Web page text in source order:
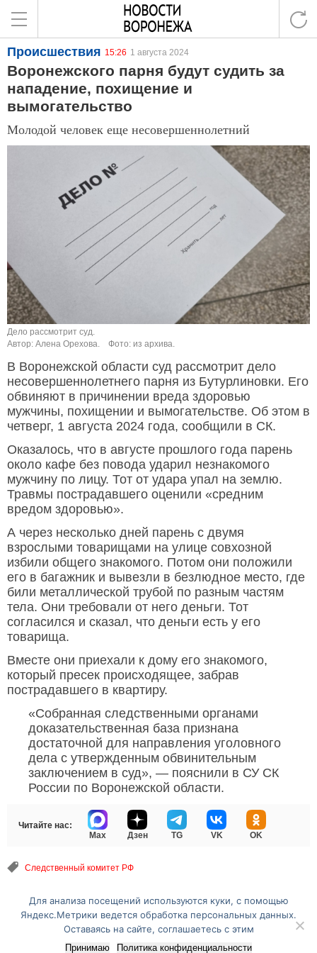
Происшествия 15:26 1 августа 2024
Воронежского парня будут судить за
нападение, похищение и
вымогательство
Молодой человек еще несовершеннолетний
Дело рассмотрит суд.
Автор: Алена Орехова.
Фото: из архива.
В Воронежской области суд рассмотрит дело
несовершеннолетнего парня из Бутурлиновки. Его
обвиняют в причинении вреда здоровью
мужчины, похищении и вымогательстве. Об этом в
четверг, 1 августа 2024 года, сообщили в СК.
Оказалось, что в августе прошлого года парень
около кафе без повода ударил незнакомого
мужчину по лицу. Тот от удара упал на землю.
Травмы пострадавшего оценили «средним
вредом здоровью».
А через несколько дней парень с двумя
взрослыми товарищами на улице совхозной
избили общего знакомого. Потом они положили
его в багажник и вывезли в безлюдное место, где
били металлической трубой по разным частям
тела. Они требовали от него деньги. Тот
согласился и сказал, что деньги есть у его
товарища.
Вместе они приехали к дому его знакомого,
который пресек происходящее, забрав
пострадавшего в квартиру.
«Собранная следственными органами
доказательственная база признана
достаточной для направления уголовного
дела с утвержденным обвинительным
заключением в суд», — пояснили в СУ СК
России по Воронежской области.
Читайте нас:
Max
Дзен TG VK OK
Следственный комитет РФ
Перейти на полную версию сайта
Для анализа посещений используются куки, с помощью
Яндекс.Метрики ведется обработка персональных данных.
Оставаясь на сайте, соглашаетесь с этим
Принимаю Политика конфиденциальности